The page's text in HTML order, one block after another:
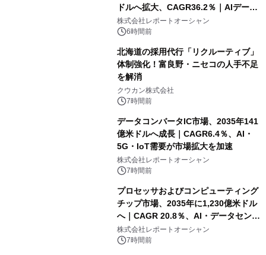
ドルへ拡大、CAGR36.2％｜AIデータ
センター・高速光通信需要が成長を加
速
株式会社レポートオーシャン
6時間前
北海道の採用代行「リクルーティブ」
体制強化！富良野・ニセコの人手不足
を解消
クウカン株式会社
7時間前
データコンバータIC市場、2035年141
億米ドルへ成長｜CAGR6.4％、AI・
5G・IoT需要が市場拡大を加速
株式会社レポートオーシャン
7時間前
プロセッサおよびコンピューティング
チップ市場、2035年に1,230億米ドル
へ｜CAGR 20.8％、AI・データセンタ
ー需要が成長を牽引
株式会社レポートオーシャン
7時間前